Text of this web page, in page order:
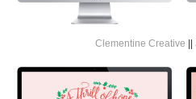
Clementine Creative